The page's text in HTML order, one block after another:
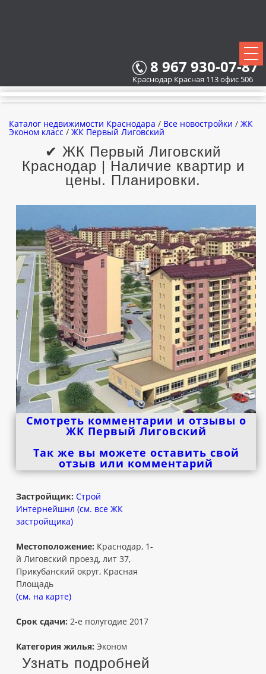
8 967 930-07-87
Краснодар Красная 113 офис 506
ВСЕ НОВОСТРОЙКИ
ВСЕ КОТТЕДЖНЫЕ ПОСЕЛКИ
Каталог недвижимости Краснодара / Все новостройки / ЖК
Эконом класс / ЖК Первый Лиговский
✔ ЖК Первый Лиговский
Краснодар | Наличие квартир и
цены. Планировки.
Смотреть комментарии и отзывы о
ЖК Первый Лиговский
Так же вы можете оставить свой
отзыв или комментарий
Застройщик: Строй
Интернейшнл (см. все ЖК
застройщика)
Местоположение: Краснодар, 1-
й Лиговский проезд, лит 37,
Прикубанский округ, Красная
Площадь
(см. на карте)
Срок сдачи: 2-е полугодие 2017
Категория жилья: Эконом
Узнать подробней